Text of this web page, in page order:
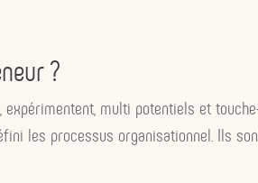
?
multi potentiels et
les processus organisationnel. Ils